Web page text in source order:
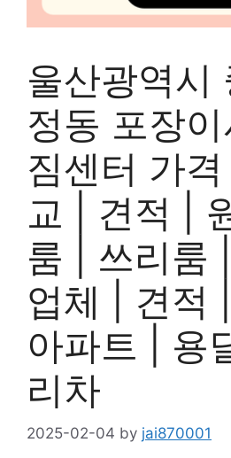
울산광역시
정동 포장
짐센터 가
교 | 견적 |
룸 | 쓰리룸 |
업체 | 견적 |
아파트 | 용
리차
2025-02-04 by jai870001